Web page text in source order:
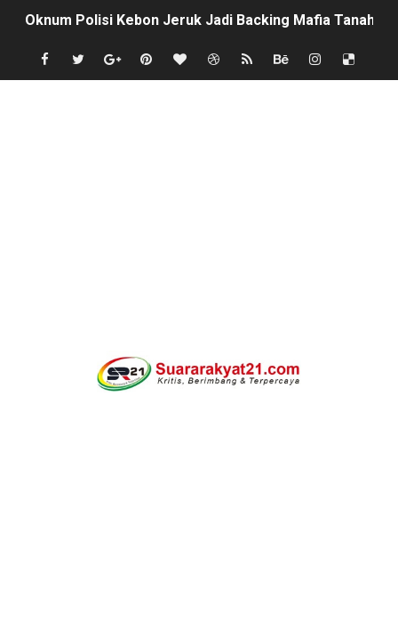
Oknum Polisi Kebon Jeruk Jadi Backing Mafia Tanah
Ketua PWC, Apresiasi HUT- Ri yang ke 81, yang di
Profesor Minta Presiden RI Perintahkan Semua